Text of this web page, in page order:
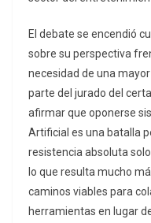
El debate se encendió
sobre su perspectiva
necesidad de una
parte del jurado del
afirmar que oponerse
Artificial es una batalla
resistencia absoluta
lo que resulta mucho
caminos viables para
herramientas en lugar